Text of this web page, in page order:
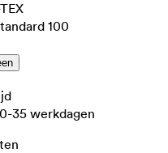
100
35 werkdagen